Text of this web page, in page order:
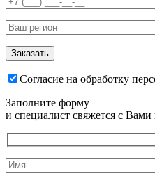
Согласие на обработку
Заполните форму
и специалист свяжется с Вами